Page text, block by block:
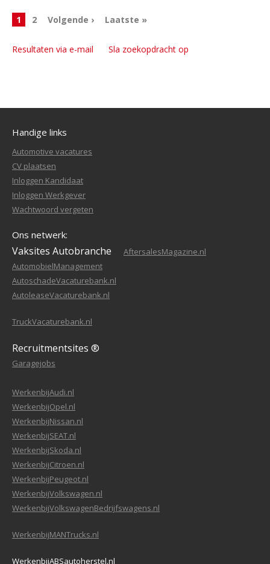
1 2 Volgende › Laatste »
Resultaten via e-mail Sla zoekopdracht op
Handige links
Automotive vacatures
CV plaatsen
Inloggen Kandidaat
Inloggen Werkgever
Wachtwoord vergeten
Ons netwerk:
Vaksites Autobranche
AftersalesMagazine.nl
AutomobielManagement
AutoschadeVacaturebank.nl
AutoleaseVacaturebank.nl
TruckVacaturebank.nl
Recruitmentsites ®
Garagejobs
WerkenbijAudi.nl
WerkenbijOpel.nl
WerkenbijNissan.nl
WerkenbijSEAT.nl
WerkenbijSkoda.nl
WerkenbijCitroen.nl
WerkenbijPeugeot.nl
WerkenbijVolkswagen.nl
WerkenbijVolkswagenBedrijfswagens.nl
WerkenbijMANTrucks.nl
WerkenbijABSautoherstel.nl